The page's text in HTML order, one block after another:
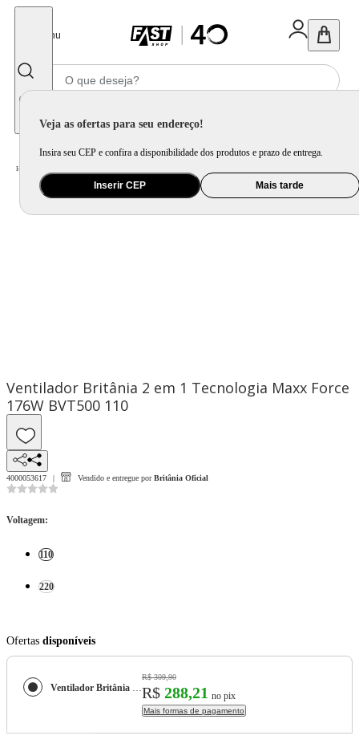
Menu
Veja as ofertas para seu endereço!
Insira seu CEP e confira a disponibilidade dos produtos e prazo de entrega.
Inserir CEP Mais tarde
Home
Ventilador Britânia 2 em 1 Tecnologia Maxx Force
176W BVT500 110
4000053617 Vendido e entregue por Britânia Oficial
Voltagem:
110
220
Ofertas disponíveis
Ventilador Britânia 2 em 1 Tecnologia Maxx Force 176W BVT500
R$ 309,90
R$ 288,21 no pix
Mais formas de pagamento